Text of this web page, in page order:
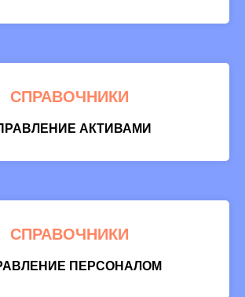
СПРАВОЧНИКИ
АКТИВАМИ
СПРАВОЧНИКИ
ПЕРСОНАЛОМ